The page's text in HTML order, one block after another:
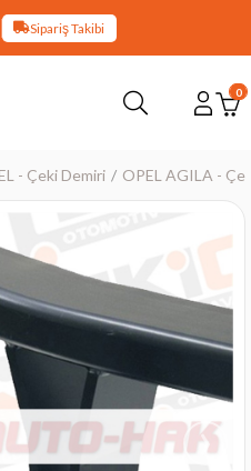
Sipariş Takibi
0
- Çeki Demiri OPEL AGILA -
›